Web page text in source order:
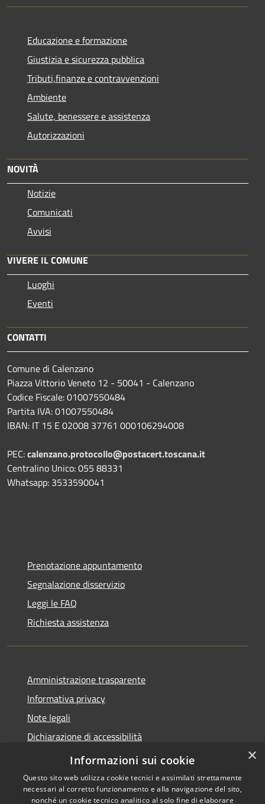
Educazione e formazione
Giustizia e sicurezza pubblica
Tributi,finanze e contravvenzioni
Ambiente
Salute, benessere e assistenza
Autorizzazioni
NOVITÀ
Notizie
Comunicati
Avvisi
VIVERE IL COMUNE
Luoghi
Eventi
CONTATTI
Comune di Calenzano
Piazza Vittorio Veneto 12 - 50041 - Calenzano
Codice Fiscale: 01007550484
Partita IVA: 01007550484
IBAN: IT 15 E 02008 37761 000106294008
PEC:calenzano.protocollo@postacert.toscana.it
Centralino Unico: 055 88331
Whatsapp: 3533590041
Prenotazione appuntamento
Segnalazione disservizio
Leggi le FAQ
Richiesta assistenza
Amministrazione trasparente
Informativa privacy
Note legali
Dichiarazione di accessibilità
Statistiche Web
×
Informazioni sui cookie
Questo sito web utilizza cookie tecnici e assimilati strettamente
necessari al corretto funzionamento e alla navigazione del sito,
nonché un cookie tecnico analitico al solo fine di elaborare